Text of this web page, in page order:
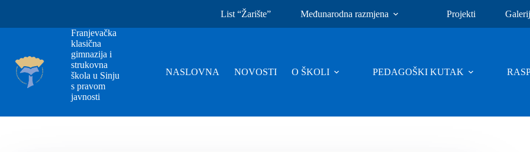
List “Žarište” Međunarodna razmjena Projekti
Franjevačka
klasična
gimnazija i
strukovna
škola u Sinju
s pravom
javnosti
NASLOVNA NOVOSTI O ŠKOLI PEDAGOŠKI KUTAK